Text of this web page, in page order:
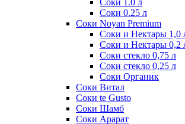
Соки 1.0 л
Соки 0.25 л
Соки Noyan Premium
Соки и Нектары 1,0
Соки и Нектары 0,2
Соки стекло 0,75 л
Соки стекло 0,25 л
Соки Органик
Соки Витал
Соки te Gusto
Соки Шамб
Соки Арарат